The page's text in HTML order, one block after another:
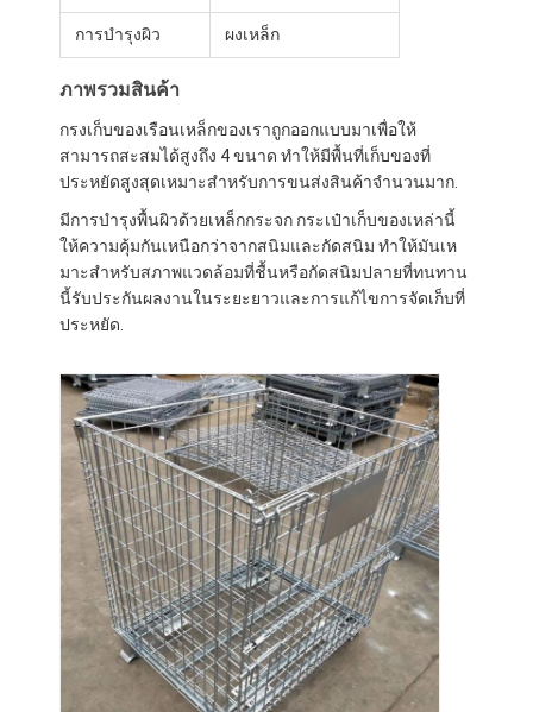
การบํารุงผิว ผงเหล็ก
ภาพรวมสินค้า
กรงเก็บของเรือนเหล็กของเราถูกออกแบบมาเพื่อให้
สามารถสะสมได้สูงถึง 4 ขนาด ทําให้มีพื้นที่เก็บของที่
ประหยัดสูงสุดเหมาะสําหรับการขนส่งสินค้าจํานวนมาก.
มีการบํารุงพื้นผิวด้วยเหล็กกระจก กระเป๋าเก็บของเหล่านี้
ให้ความคุ้มกันเหนือกว่าจากสนิมและกัดสนิม ทําให้มันเห
มาะสําหรับสภาพแวดล้อมที่ชื้นหรือกัดสนิมปลายที่ทนทาน
นี้รับประกันผลงานในระยะยาวและการแก้ไขการจัดเก็บที่
ประหยัด.